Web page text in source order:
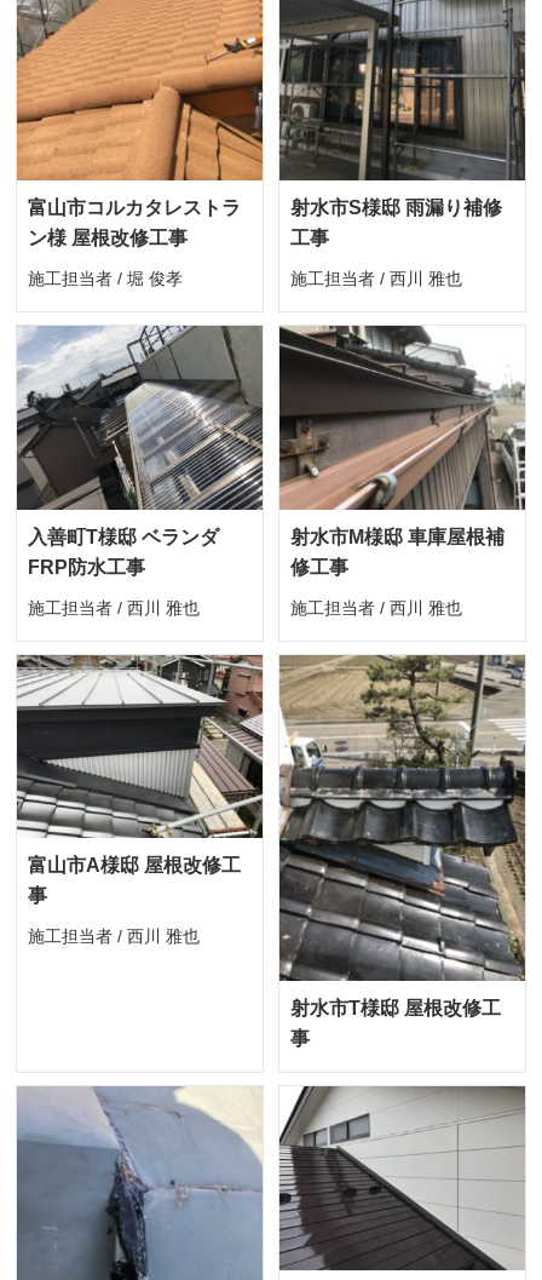
富山市コルカタレストラ
ン様 屋根改修工事
施工担当者 / 堀 俊孝
射水市S様邸 雨漏り補修
工事
施工担当者 / 西川 雅也
入善町T様邸 ベランダ
FRP防水工事
施工担当者 / 西川 雅也
射水市M様邸 車庫屋根補
修工事
施工担当者 / 西川 雅也
富山市A様邸 屋根改修工
事
施工担当者 / 西川 雅也
射水市T様邸 屋根改修工
事